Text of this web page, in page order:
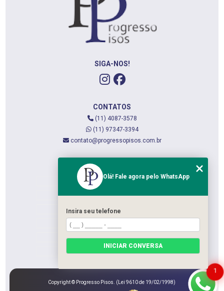
SIGA-NOS!
CONTATOS
(11) 4087-3578
(11) 97347-3394
contato@progressopisos.com.br
QUEM SOMOS
SERVIÇOS
CATEGORIAS
Copyright © Progresso Pisos. (Lei 9610 de 19/02/1998)
1
Olá! Fale agora pelo WhatsApp
Insira seu telefone
INICIAR CONVERSA